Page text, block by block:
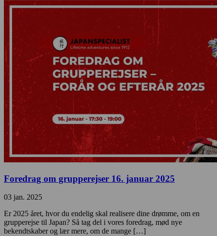
Foredrag om grupperejser 16. januar 2025
03 jan. 2025
Er 2025 året, hvor du endelig skal realisere dine drømme, om en
grupperejse til Japan? Så tag del i vores foredrag, mød nye
bekendtskaber og lær mere, om de mange […]